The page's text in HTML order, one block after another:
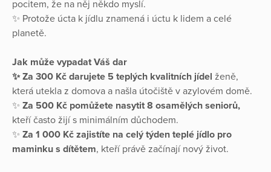
pocitem, že na něj někdo myslí.
✨ Protože úcta k jídlu znamená i úctu k lidem a celé
planetě.
Jak může vypadat Váš dar
✨ Za 300 Kč darujete 5 teplých kvalitních jídel ženě,
která utekla z domova a našla útočiště v azylovém domě.
✨ Za 500 Kč pomůžete nasytit 8 osamělých seniorů,
kteří často žijí s minimálním důchodem.
✨ Za 1 000 Kč zajistíte na celý týden teplé jídlo pro
maminku s dítětem, kteří právě začínají nový život.